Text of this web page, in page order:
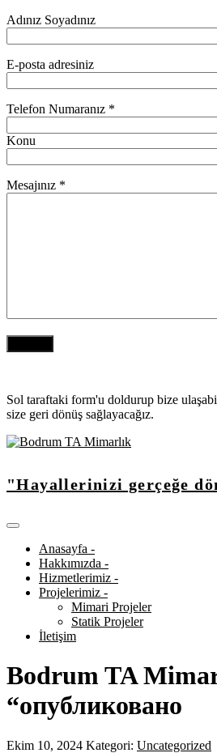
Adınız Soyadınız
E-posta adresiniz
Telefon Numaranız *
Konu
Mesajınız *
Sol taraftaki form'u doldurup bize
size geri dönüş sağlayacağız.
"Hayallerinizi gerçeğe
Anasayfa -
Hakkımızda -
Hizmetlerimiz -
Projelerimiz -
Mimari Projeler
Statik Projeler
İletişim
Bodrum TA
“опубликовано
Ekim 10, 2024 Kategori: Uncategorized